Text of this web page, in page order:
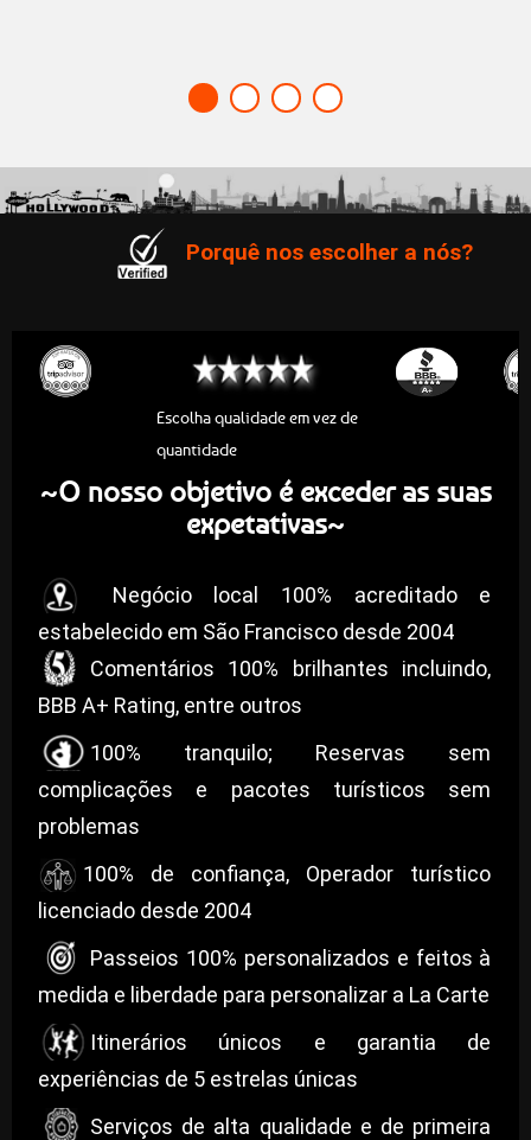
Porquê nos escolher a nós?
Escolha qualidade em vez de
quantidade
~O nosso objetivo é exceder as suas
expetativas~
Negócio local 100% acreditado e
estabelecido em São Francisco desde 2004
Comentários 100% brilhantes incluindo,
BBB A+ Rating, entre outros
100% tranquilo; Reservas sem
complicações e pacotes turísticos sem
problemas
100% de confiança, Operador turístico
licenciado desde 2004
Passeios 100% personalizados e feitos à
medida e liberdade para personalizar a La Carte
Itinerários únicos e garantia de
experiências de 5 estrelas únicas
Serviços de alta qualidade e de primeira